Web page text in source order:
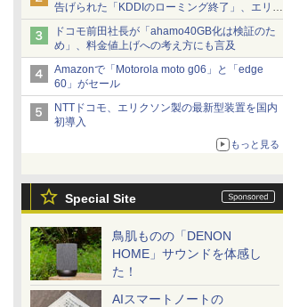
告げられた「KDDIのローミング終了」、エリア
マップの落とし穴と楽天モバイルの課題
ドコモ前田社長が「ahamo40GB化は検証のた
め」、料金値上げへの考え方にも言及
Amazonで「Motorola moto g06」と「edge
60」がセール
NTTドコモ、エリクソン製の最新型装置を国内
初導入
もっと見る
Special Site
鳥肌ものの「DENON
HOME」サウンドを体感し
た！
AIスマートノートの